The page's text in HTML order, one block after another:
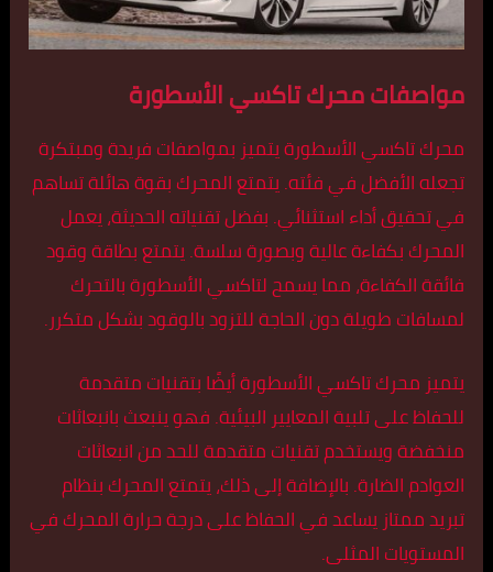
مواصفات محرك تاكسي الأسطورة
محرك تاكسي الأسطورة يتميز بمواصفات فريدة ومبتكرة
تجعله الأفضل في فئته. يتمتع المحرك بقوة هائلة تساهم
في تحقيق أداء استثنائي. بفضل تقنياته الحديثة، يعمل
المحرك بكفاءة عالية وبصورة سلسة. يتمتع بطاقة وقود
فائقة الكفاءة، مما يسمح لتاكسي الأسطورة بالتحرك
لمسافات طويلة دون الحاجة للتزود بالوقود بشكل متكرر.
يتميز محرك تاكسي الأسطورة أيضًا بتقنيات متقدمة
للحفاظ على تلبية المعايير البيئية. فهو ينبعث بانبعاثات
منخفضة ويستخدم تقنيات متقدمة للحد من انبعاثات
العوادم الضارة. بالإضافة إلى ذلك، يتمتع المحرك بنظام
تبريد ممتاز يساعد في الحفاظ على درجة حرارة المحرك في
المستويات المثلى.